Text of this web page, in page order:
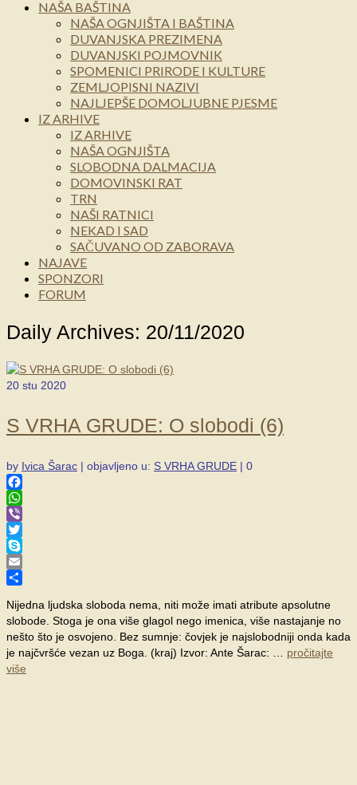
NAŠA BAŠTINA
NAŠA OGNJIŠTA I BAŠTINA
DUVANJSKA PREZIMENA
DUVANJSKI POJMOVNIK
SPOMENICI PRIRODE I KULTURE
ZEMLJOPISNI NAZIVI
NAJLJEPŠE DOMOLJUBNE PJESME
IZ ARHIVE
IZ ARHIVE
NAŠA OGNJIŠTA
SLOBODNA DALMACIJA
DOMOVINSKI RAT
TRN
NAŠI RATNICI
NEKAD I SAD
SAČUVANO OD ZABORAVA
NAJAVE
SPONZORI
FORUM
Daily Archives: 20/11/2020
20 stu 2020
S VRHA GRUDE: O slobodi (6)
by Ivica Šarac | objavljeno u: S VRHA GRUDE | 0
Facebook
WhatsApp
Viber
Twitter
Skype
Email
Nijedna ljudska sloboda nema, niti može imati atribu­te apsolutne
slobode. Stoga je ona više glagol nego imenica, više nastajanje no
nešto što je osvojeno. Bez sumnje: čovjek je najslobodniji onda kada
je najčvršće vezan uz Boga. (kraj) Izvor: Ante Šarac: … pročitajte
više